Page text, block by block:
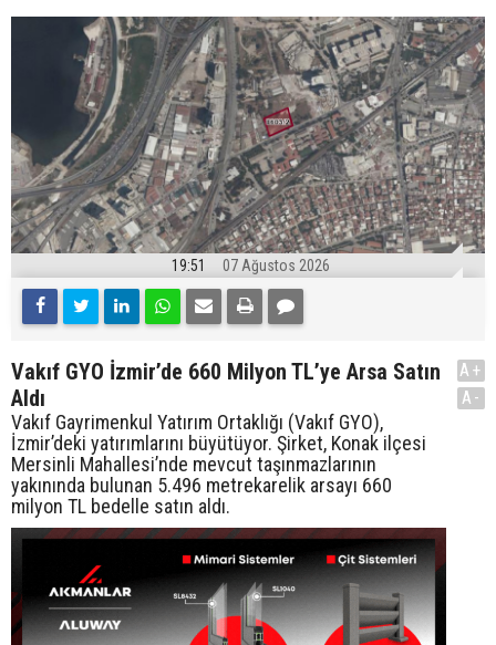
19:51 07 Ağustos 2026
Vakıf GYO İzmir’de 660 Milyon TL’ye Arsa Satın
Aldı
Vakıf Gayrimenkul Yatırım Ortaklığı (Vakıf GYO),
İzmir’deki yatırımlarını büyütüyor. Şirket, Konak ilçesi
Mersinli Mahallesi’nde mevcut taşınmazlarının
yakınında bulunan 5.496 metrekarelik arsayı 660
milyon TL bedelle satın aldı.
A+
A-